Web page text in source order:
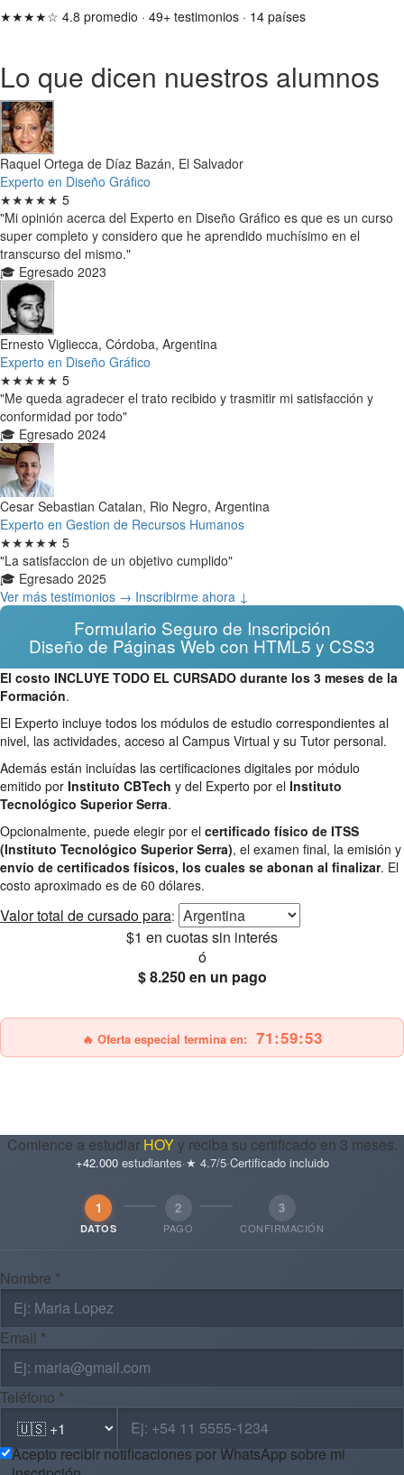
★★★★☆ 4.8 promedio · 49+ testimonios · 14 países
Lo que dicen nuestros alumnos
Raquel Ortega de Díaz Bazán, El Salvador
Experto en Diseño Gráfico
★★★★★ 5
"Mi opinión acerca del Experto en Diseño Gráfico es que es un curso
super completo y considero que he aprendido muchísimo en el
transcurso del mismo."
🎓 Egresado 2023
Ernesto Vigliecca, Córdoba, Argentina
Experto en Diseño Gráfico
★★★★★ 5
"Me queda agradecer el trato recibido y trasmitir mi satisfacción y
conformidad por todo"
🎓 Egresado 2024
Cesar Sebastian Catalan, Rio Negro, Argentina
Experto en Gestion de Recursos Humanos
★★★★★ 5
"La satisfaccion de un objetivo cumplido"
🎓 Egresado 2025
Ver más testimonios → Inscribirme ahora ↓
Formulario Seguro de Inscripción
Diseño de Páginas Web con HTML5 y CSS3
El costo INCLUYE TODO EL CURSADO durante los 3 meses de la
Formación.
El Experto incluye todos los módulos de estudio correspondientes al
nivel, las actividades, acceso al Campus Virtual y su Tutor personal.
Además están incluídas las certificaciones digitales por módulo
emitido por Instituto CBTech y del Experto por el Instituto
Tecnológico Superior Serra.
Opcionalmente, puede elegir por el certificado físico de ITSS
(Instituto Tecnológico Superior Serra), el examen final, la emisión y
envío de certificados físicos, los cuales se abonan al finalizar. El
costo aproximado es de 60 dólares.
Valor total de cursado para:
$1 en cuotas sin interés
ó
$ 8.250en un pago
🔥 Oferta especial termina en: 71:59:51
Comience a estudiar HOYy reciba su certificado en 3 meses.
+42.000estudiantes·★ 4.7/5·Certificado incluido
1
DATOS
2
PAGO
3
CONFIRMACIÓN
Nombre *
Email *
Teléfono *
Acepto recibir notificaciones por WhatsApp sobre mi